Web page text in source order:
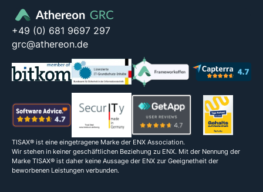
+49 (0) 681 9697 297
grc@athereon.de
TISAX® ist eine eingetragene Marke der ENX Association.
Wir stehen in keiner geschäftlichen Beziehung zu ENX. Mit der Nennung der
Marke TISAX® ist daher keine Aussage der ENX zur Geeignetheit der
beworbenen Leistungen verbunden.